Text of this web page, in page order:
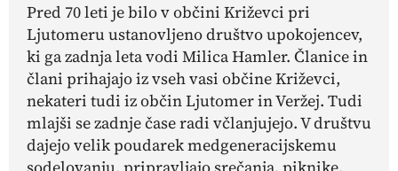
Pred 70 leti je bilo v občini Križevci pri
Ljutomeru ustanovljeno društvo upokojencev,
ki ga zadnja leta vodi Milica Hamler. Članice in
člani prihajajo iz vseh vasi občine Križevci,
nekateri tudi iz občin Ljutomer in Veržej. Tudi
mlajši se zadnje čase radi včlanjujejo. V društvu
dajejo velik poudarek medgeneracijskemu